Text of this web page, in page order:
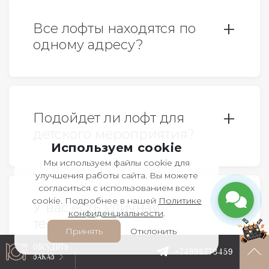
ЗАКАЗ
+74998773459
Все лофты находятся по
одному адресу?
ул.Столешников переулок, дом 6,
строение 3. Ближайшие станции
метро: Охотный ряд, Театральная и
Пушкинская. Изолированные
входные группы.
Подойдет ли лофт для
Да, конечно. Детские дни
рождения, один из самых
популярных форматов в наших
стенах. Менеджеры с
удовольствием поделятся с вами
кейсами.
У вас есть уличная
территория?
Да, у нас есть двор, который легко
Используем cookie
Мы используем файлы cookie для
улучшения работы сайта. Вы можете
согласиться с использованием всех
cookie. Подробнее в нашей Политике
конфиденциальности.
Принять
Отклонить